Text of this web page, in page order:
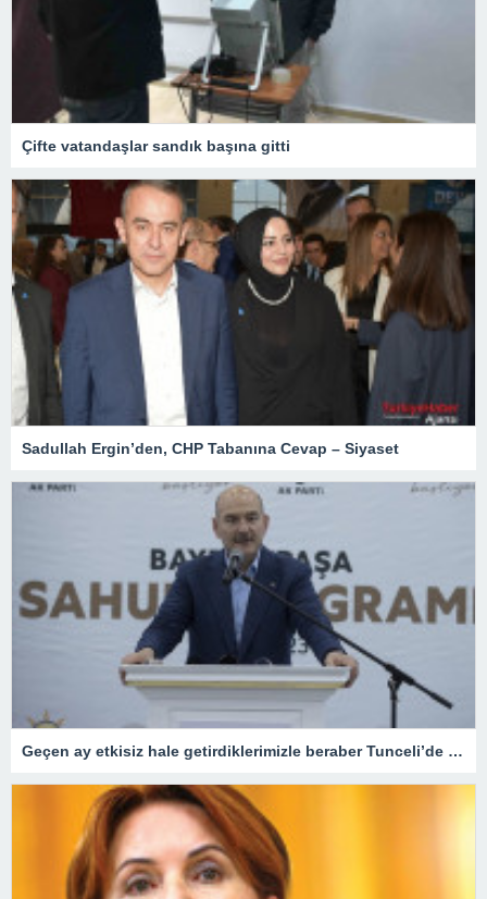
Çifte vatandaşlar sandık başına gitti
Sadullah Ergin’den, CHP Tabanına Cevap – Siyaset
Geçen ay etkisiz hale getirdiklerimizle beraber Tunceli’de terörist kalmadı